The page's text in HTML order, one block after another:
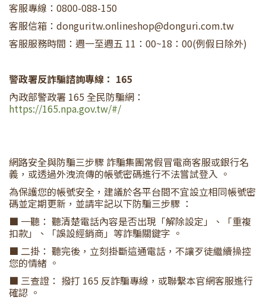
客服專線：0800-088-150
客服信箱：donguritw.onlineshop@donguri.com.tw
客服服務時間：週一至週五 11：00~18：00(例假日除外)
警政署反詐騙諮詢專線： 165
內政部警政署 165 全民防騙網：
https://165.npa.gov.tw/#/
網路安全與防騙三步驟 詐騙集團常假冒電商客服或銀行名
義，或透過外洩流傳的帳號密碼進行不法嘗試登入 。
為保護您的帳號安全，建議於各平台間不宜設立相同帳號密
碼並定期更新，並請牢記以下防騙三步驟 ：
■ 一聽： 聽清楚電話內容是否出現「解除設定」、「重複
扣款」、「誤設經銷商」等詐騙關鍵字 。
■ 二掛： 聽完後，立刻掛斷這通電話，不讓歹徒繼續操控
您的情緒 。
■ 三查證： 撥打 165 反詐騙專線，或聯繫本官網客服進行
確認 。